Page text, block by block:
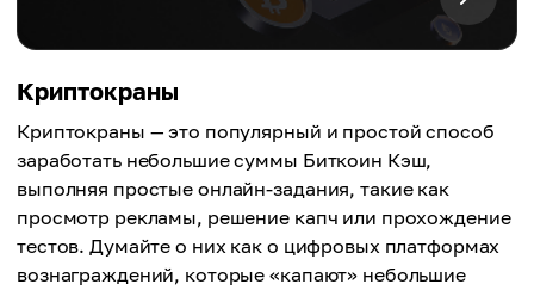
Криптокраны
Криптокраны — это популярный и простой способ
заработать небольшие суммы Биткоин Кэш,
выполняя простые онлайн-задания, такие как
просмотр рекламы, решение капч или прохождение
тестов. Думайте о них как о цифровых платформах
вознаграждений, которые «капают» небольшие